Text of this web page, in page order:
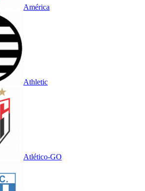
América
Athletic
Atlético-GO